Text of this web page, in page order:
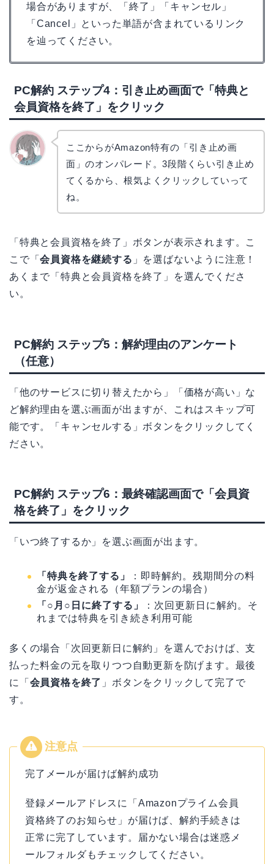
場合がありますが、「終了」「キャンセル」
「Cancel」といった単語が含まれているリンク
を辿ってください。
PC解約 ステップ4：引き止め画面で「特典と
会員資格を終了」をクリック
ここからがAmazon特有の「引き止め画
面」のオンパレード。3段階くらい引き止め
てくるから、根気よくクリックしていって
ね。
「特典と会員資格を終了」ボタンが表示されます。こ
こで「会員資格を継続する 」を選ばないように注意！
あくまで「特典と会員資格を終了」を選んでくださ
い。
PC解約 ステップ5：解約理由のアンケート
（任意）
「他のサービスに切り替えたから」「価格が高い」な
ど解約理由を選ぶ画面が出ますが、これはスキップ可
能です。「キャンセルする」ボタンをクリックしてく
ださい。
PC解約 ステップ6：最終確認画面で「会員資
格を終了」をクリック
「いつ終了するか」を選ぶ画面が出ます。
「特典を終了する」
：即時解約。残期間分の料
金が返金される（年額プランの場合）
「○月○日に終了する」
：次回更新日に解約。そ
れまでは特典を引き続き利用可能
多くの場合「次回更新日に解約」を選んでおけば、支
払った料金の元を取りつつ自動更新を防げます。最後
に「 会員資格を終了 」ボタンをクリックして完了で
す。
完了メールが届けば解約成功
登録メールアドレスに「Amazonプライム会員
資格終了のお知らせ」が届けば、解約手続きは
正常に完了しています。届かない場合は迷惑メ
ールフォルダもチェックしてください。